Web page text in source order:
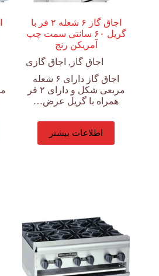
اجاق گاز ۶ شعله ۲ فر با
گریل ۶۰ سانتی سمت چپ
آمریکن رنج
اجاق گاز , اجاق گازی
اجاق گاز دارای ۶ شعله
مربعی شکل و دارای ۲ فر
همراه با گریل عرض…
اطلاعات بیشتر